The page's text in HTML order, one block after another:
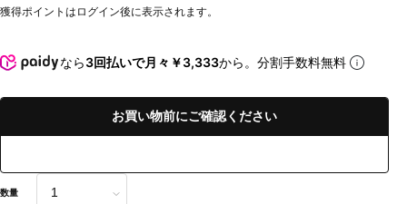
獲得ポイントはログイン後に表示されます。
なら3回払いで月々￥3,333から。分割手数料無料
お買い物前にご確認ください
数量